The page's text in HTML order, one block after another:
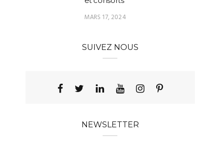
MARS 17, 2024
SUIVEZ NOUS
NEWSLETTER